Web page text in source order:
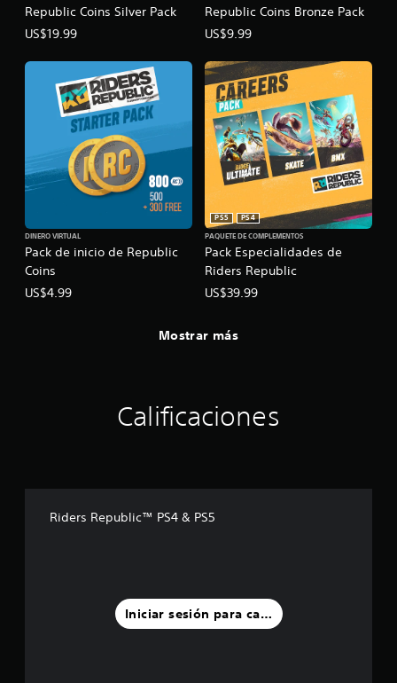
Republic Coins Silver Pack
US$19.99
Republic Coins Bronze Pack
US$9.99
Pack de inicio de Republic
Coins
DINERO VIRTUAL
US$4.99
Pack Especialidades de
Riders Republic
PS5
PS4
PAQUETE DE COMPLEMENTOS
US$39.99
Mostrar más
Calificaciones
Riders Republic™ PS4 & PS5
Iniciar sesión para calificar